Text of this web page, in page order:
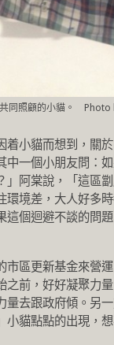
同照顧的小貓。 Photo
着小貓而想到，關
中一個小朋友問：
」阿棠說，「這區
環境差，大人好多
這個迴避不談的問
市區更新基金來營
之前，好好凝聚力
量去跟政府傾。另
小貓點點的出現，